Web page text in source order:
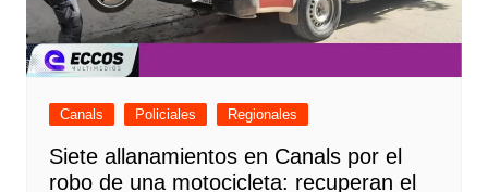
Canals Policiales Regionales
Siete allanamientos en Canals por el
robo de una motocicleta: recuperan el